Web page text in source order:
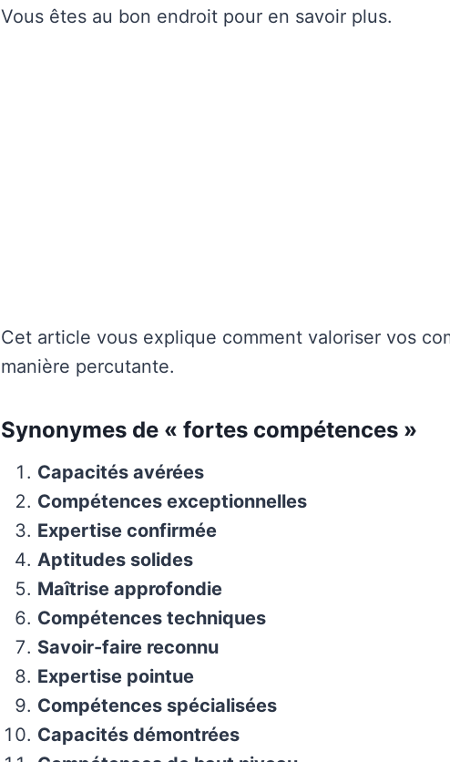
Vous êtes au bon endroit pour en savoir plus.
Cet article vous explique comment valoriser vos
manière percutante.
Synonymes de « fortes compétences »
Capacités avérées
Compétences exceptionnelles
Expertise confirmée
Aptitudes solides
Maîtrise approfondie
Compétences techniques
Savoir-faire reconnu
Expertise pointue
Compétences spécialisées
Capacités démontrées